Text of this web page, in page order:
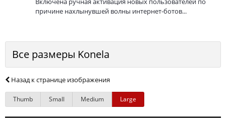
причине нахлынувшей волны интернет-ботов...
Все размеры Konela
Назад к странице изображения
Thumb Small Medium Large